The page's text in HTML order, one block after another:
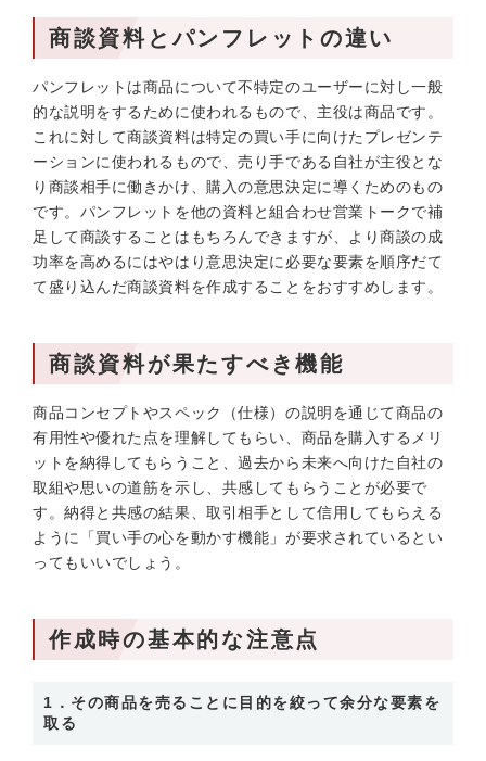
商談資料とパンフレットの違い
パンフレットは商品について不特定のユーザーに対し一般
的な説明をするために使われるもので、主役は商品です。
これに対して商談資料は特定の買い手に向けたプレゼンテ
ーションに使われるもので、売り手である自社が主役とな
り商談相手に働きかけ、購入の意思決定に導くためのもの
です。パンフレットを他の資料と組合わせ営業トークで補
足して商談することはもちろんできますが、より商談の成
功率を高めるにはやはり意思決定に必要な要素を順序だて
て盛り込んだ商談資料を作成することをおすすめします。
商談資料が果たすべき機能
商品コンセプトやスペック（仕様）の説明を通じて商品の
有用性や優れた点を理解してもらい、商品を購入するメリ
ットを納得してもらうこと、過去から未来へ向けた自社の
取組や思いの道筋を示し、共感してもらうことが必要で
す。納得と共感の結果、取引相手として信用してもらえる
ように「買い手の心を動かす機能」が要求されているとい
ってもいいでしょう。
作成時の基本的な注意点
1．その商品を売ることに目的を絞って余分な要素を
取る